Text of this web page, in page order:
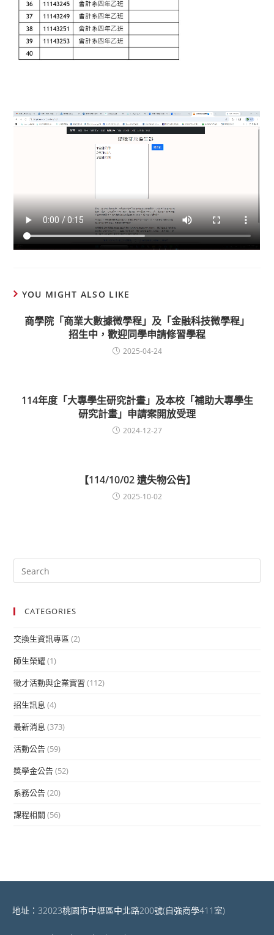
YOU MIGHT ALSO LIKE
商學院「商業大數據微學程」及「金融科技微學程」
招生中，歡迎同學申請修習學程
2025-04-24
114年度「大專學生研究計畫」及本校「補助大專學生
研究計畫」申請案開放受理
2024-12-27
【114/10/02 遺失物公告】
2025-10-02
CATEGORIES
交換生資訊專區 (2)
師生榮耀(1)
徵才活動與企業實習 (112)
招生訊息 (4)
最新消息 (373)
活動公告(59)
獎學金公告(52)
系務公告(20)
課程相關 (56)
地址：32023桃園市中壢區中北路200號(自強商學411室)